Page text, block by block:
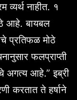
व्यर्थ नाहीत. १
आहे. बायबल
प्रतिफळ मोठे
फलप्राप्ती
अगत्य आहे.” इब्री
करतात ते हर्षाने